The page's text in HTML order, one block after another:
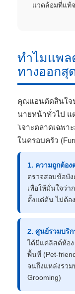
แวดล้อมที่แท้
ทำไมแพล
ทางออก
คุณแอนตัดสินใจป
นายหน้าทั่วไป แ
'เจาะตลาดเฉพา
ในครอบครัว
1. ความถูกต้อง
ตรวจสอบข้อบั
เพื่อให้มั่นใจว่า
ตั้งแต่ต้น ไม่ต้อ
2. ศูนย์รวมบริ
ได้มีแค่ลิสต์ห้อง
พื้นที่ (Pet-
จนถึงแหล่งรวม
Grooming)